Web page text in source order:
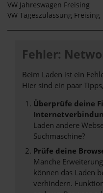
VW Jahreswagen Freising
VW Tageszulassung Freising
Fehler:
Beim Laden ist ein
Hier sind ein paar
Überprüfe deine
Laden andere
Suchmaschine?
Prüfe deine
Manche
können das Laden
verhindern.